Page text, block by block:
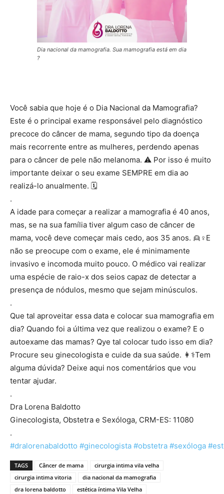
Dia nacional da mamografia. Sua mamografia está em dia
?
Você sabia que hoje é o Dia Nacional da Mamografia?
Este é o principal exame responsável pelo diagnóstico
precoce do câncer de mama, segundo tipo da doença
mais recorrente entre as mulheres, perdendo apenas
para o câncer de pele não melanoma. ⚠ Por isso é muito
importante deixar o seu exame SEMPRE em dia ao
realizá-lo anualmente. 🗓
.
A idade para começar a realizar a mamografia é 40 anos,
mas, se na sua família tiver algum caso de câncer de
mama, você deve começar mais cedo, aos 35 anos. 👱 ♀ E
não se preocupe com o exame, ele é minimamente
invasivo e incomoda muito pouco. O médico vai realizar
uma espécie de raio-x dos seios capaz de detectar a
presença de nódulos, mesmo que sejam minúsculos.
.
Que tal aproveitar essa data e colocar sua mamografia em
dia? Quando foi a última vez que realizou o exame? E o
autoexame das mamas? Qye tal colocar tudo isso em dia?
Procure seu ginecologista e cuide da sua saúde. 👩 ⚕Tem
alguma dúvida? Deixe aqui nos comentários que vou
tentar ajudar.
.
Dra Lorena Baldotto
Ginecologista, Obstetra e Sexóloga, CRM-ES: 11080
.
#dralorenabaldotto #ginecologista #obstetra #sexóloga
TAGS Câncer de mama
cirurgia intima vila velha
cirurgia intima vitoria
dia nacional da mamografia
dra lorena baldotto
estética íntima Vila Velha